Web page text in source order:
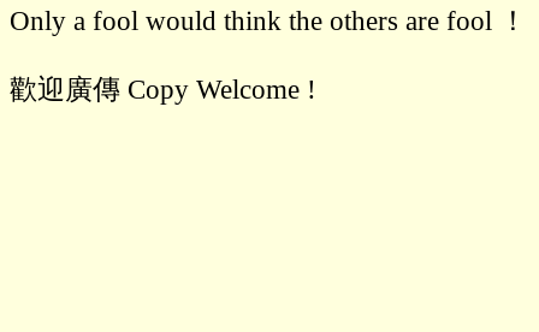
Only a fool would think the others are fool ！
歡迎廣傳 Copy Welcome !